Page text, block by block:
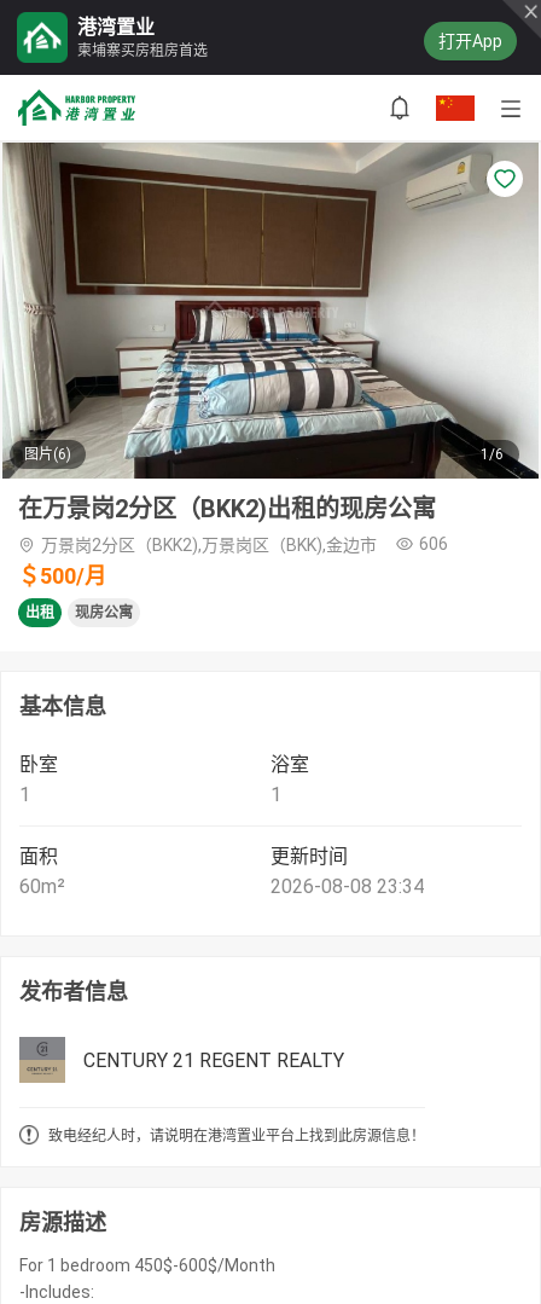
港湾置业
柬埔寨买房租房首选 打开App
图片(6) 1/6
在万景岗2分区（BKK2)出租的现房公寓
万景岗2分区（BKK2),万景岗区（BKK),金边市 606
＄500/月
出租 现房公寓
基本信息
卧室
1
浴室
1
面积
60m²
更新时间
2026-08-08 23:34
发布者信息
CENTURY 21 REGENT REALTY
致电经纪人时，请说明在港湾置业平台上找到此房源信息！
房源描述
For 1 bedroom 450$-600$/Month
-Includes: